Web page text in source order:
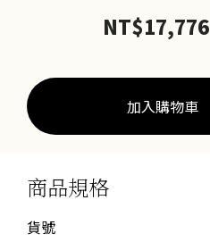
環
NT$17,776
加入購物車
商品規格
貨號